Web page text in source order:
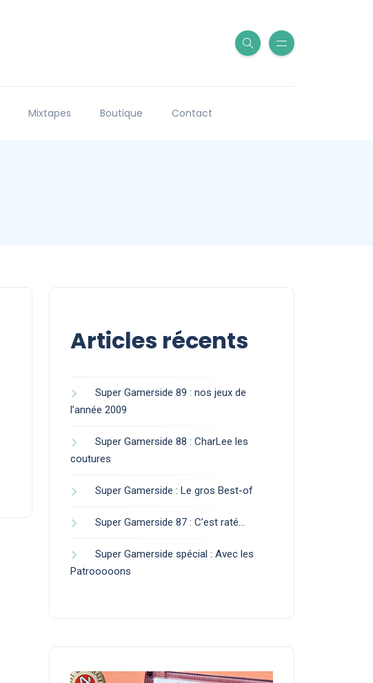
Mixtapes Boutique Contact
Articles récents
Super Gamerside 89 : nos jeux de
l’année 2009
Super Gamerside 88 : CharLee les
coutures
Super Gamerside : Le gros Best-of
Super Gamerside 87 : C’est raté…
Super Gamerside spécial : Avec les
Patrooooons